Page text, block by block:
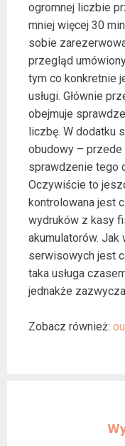
ogromnej liczbie
mniej więcej 30
sobie
przegląd
tym co konkretnie
usługi. Głównie
obejmuje
liczbę. W dodatku
obudowy –
sprawdzenie tego
Oczywiście to
kontrolowana jest
wydruków z kasy
akumulatorów.
serwisowych jest
taka usługa
jednakże
Zobacz również: